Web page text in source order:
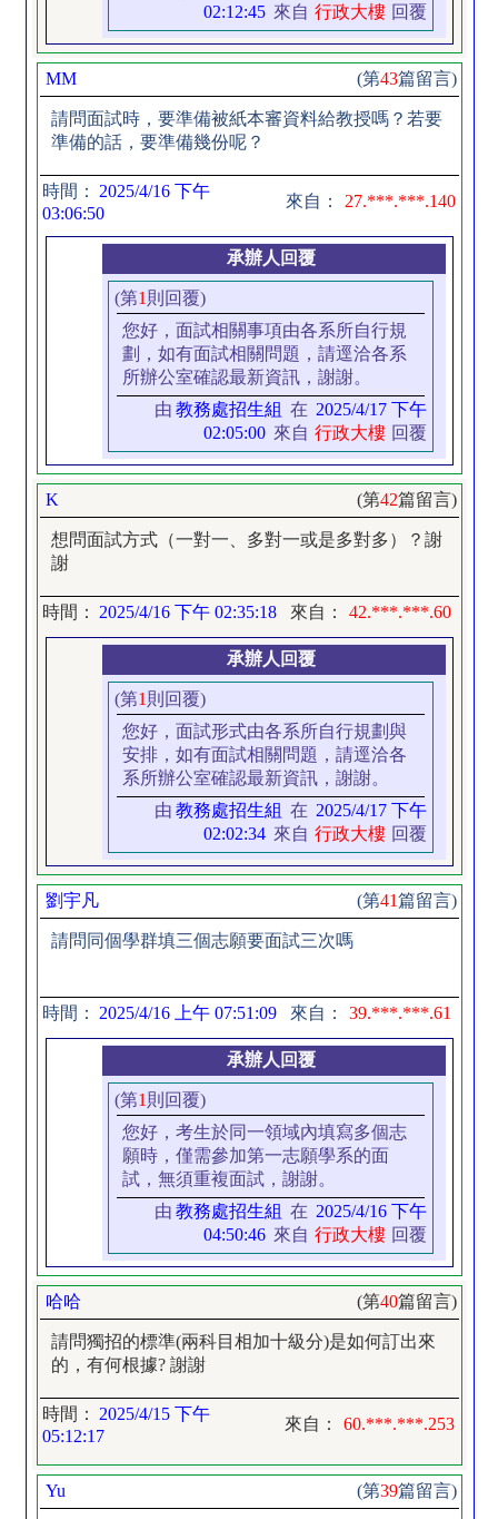
02:12:45 來自 行政大樓 回覆
MM (第43篇留言)
請問面試時，要準備被紙本審資料給教授嗎？若要
準備的話，要準備幾份呢？
時間：
2025/4/16 下午
03:06:50
來自： 27.***.***.140
承辦人回覆
(第1 則回覆)
您好，面試相關事項由各系所自行規
劃，如有面試相關問題，請逕洽各系
所辦公室確認最新資訊，謝謝。
由 教務處招生組 在 2025/4/17 下午
02:05:00 來自 行政大樓 回覆
K (第42篇留言)
想問面試方式（一對一、多對一或是多對多）？謝
謝
時間： 2025/4/16 下午 02:35:18 來自： 42.***.***.60
承辦人回覆
(第1 則回覆)
您好，面試形式由各系所自行規劃與
安排，如有面試相關問題，請逕洽各
系所辦公室確認最新資訊，謝謝。
由 教務處招生組 在 2025/4/17 下午
02:02:34 來自 行政大樓 回覆
劉宇凡 (第41篇留言)
請問同個學群填三個志願要面試三次嗎
時間： 2025/4/16 上午 07:51:09 來自： 39.***.***.61
承辦人回覆
(第1 則回覆)
您好，考生於同一領域內填寫多個志
願時，僅需參加第一志願學系的面
試，無須重複面試，謝謝。
由 教務處招生組 在 2025/4/16 下午
04:50:46 來自 行政大樓 回覆
哈哈 (第40篇留言)
請問獨招的標準(兩科目相加十級分)是如何訂出來
的，有何根據? 謝謝
時間：
2025/4/15 下午
05:12:17
來自： 60.***.***.253
Yu (第39篇留言)